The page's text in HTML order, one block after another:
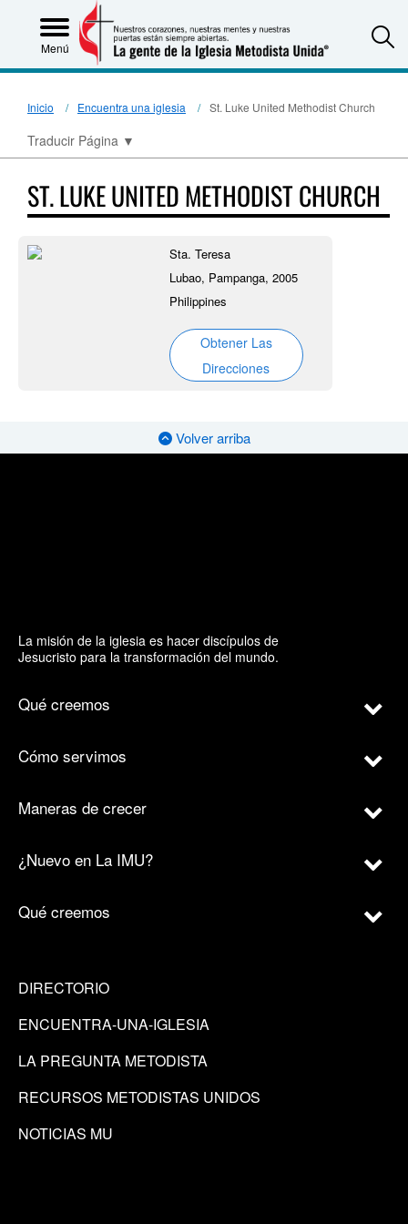
Menú
Inicio Encuentra una iglesia St. Luke United Methodist Church
Traducir Página ▼
ST. LUKE UNITED METHODIST CHURCH
Sta. Teresa
Lubao, Pampanga, 2005
Philippines
Obtener Las
Direcciones
Volver arriba
La misión de la iglesia es hacer discípulos de
Jesucristo para la transformación del mundo.
Qué creemos
Cómo servimos
Maneras de crecer
¿Nuevo en La IMU?
Qué creemos
DIRECTORIO
ENCUENTRA-UNA-IGLESIA
LA PREGUNTA METODISTA
RECURSOS METODISTAS UNIDOS
NOTICIAS MU